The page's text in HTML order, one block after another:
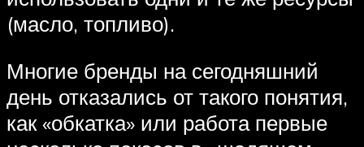
(масло, топливо).
Многие бренды на сегодняшний
день отказались от такого понятия,
как «обкатка» или работа первые